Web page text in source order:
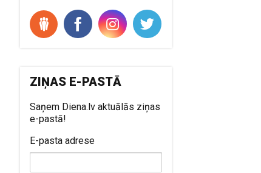
ZIŅAS E-PASTĀ
Saņem Diena.lv aktuālās ziņas
e-pastā!
E-pasta adrese